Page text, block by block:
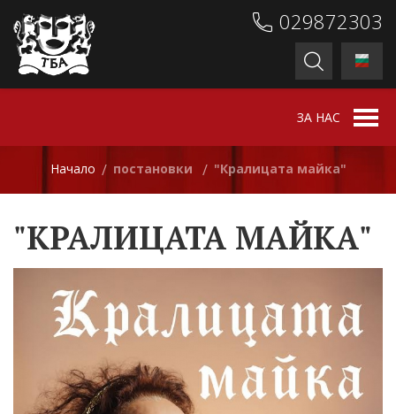
029872303
ЗА НАС
Начало / постановки / "Кралицата майка"
"КРАЛИЦАТА МАЙКА"